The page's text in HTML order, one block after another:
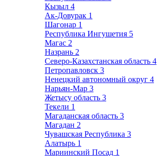
Кызыл 4
Ак-Довурак 1
Шагонар 1
Республика Ингушетия 5
Магас 2
Назрань 2
Северо-Казахстанская область 4
Петропавловск 3
Ненецкий автономный округ 4
Нарьян-Мар 3
Жетысу область 3
Текели 1
Магаданская область 3
Магадан 2
Чувашская Республика 3
Алатырь 1
Мариинский Посад 1